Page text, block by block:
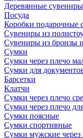
Деревянные
Посуда
Коробки подарочные
Сувениры из
Сувениры из бронзы
Сумки
Сумки через плечо
Сумки для
Барсетки
Клатчи
Сумки через плечо
Сумки через плечо
Сумки поясные
Сумки спортивные
Сумки мужские через